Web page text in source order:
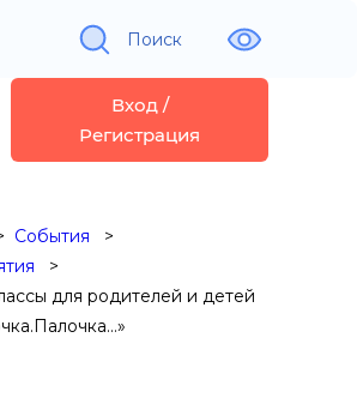
Поиск
Вход /
Регистрация
События
для родителей и детей